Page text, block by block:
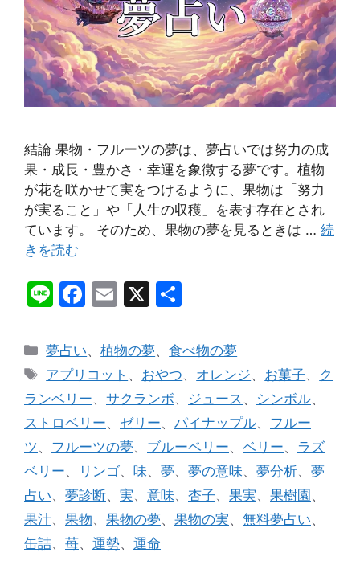
結論 果物・フルーツの夢は、夢占いでは努力の成
果・成長・豊かさ・幸運を象徴する夢です。植物
が花を咲かせて実をつけるように、果物は「努力
が実ること」や「人生の収穫」を表す存在とされ
ています。 そのため、果物の夢を見るときは … 続
きを読む
Li
e
F
c
e
b
o
o
k
E
ai
l
X
カ
テ
リ
ー
夢占い、植物の夢、食べ物の夢
タ
アプリコット 、 おやつ、 オレンジ、 お菓子、 ク
ランベリー、 サクランボ、 ジュース 、 シンボル、
ストロベリー、 ゼリー、 パイナップル、 フルー
ツ 、 フルーツの夢、 ブルーベリー、 ベリー、 ラズ
ベリー、 リンゴ、 味、 夢、 夢の意味、 夢分析、 夢
占い、 夢診断、 実、 意味、 杏子、 果実、 果樹園、
果汁、 果物、 果物の夢、 果物の実、 無料夢占い、
缶詰、 苺、 運勢、 運命